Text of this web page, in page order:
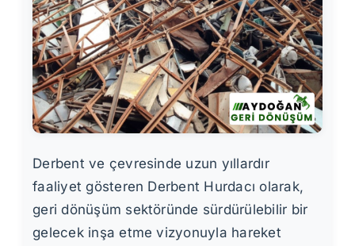
Derbent ve çevresinde uzun yıllardır
faaliyet gösteren Derbent Hurdacı olarak,
geri dönüşüm sektöründe sürdürülebilir bir
gelecek inşa etme vizyonuyla hareket